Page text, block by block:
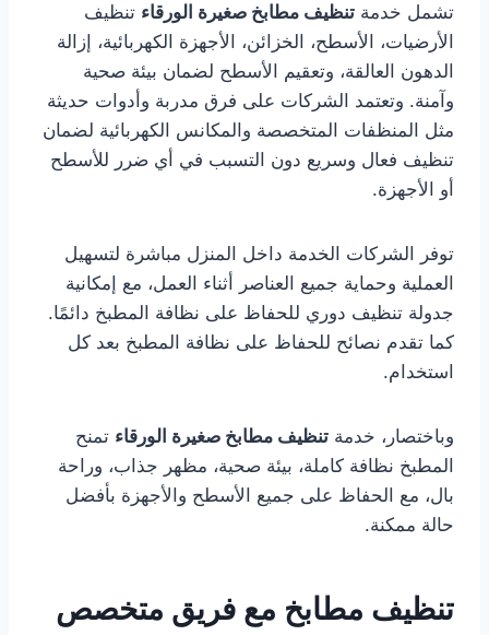
تشمل خدمة تنظيف مطابخ صغيرة الورقاء تنظيف
الأرضيات، الأسطح، الخزائن، الأجهزة الكهربائية، إزالة
الدهون العالقة، وتعقيم الأسطح لضمان بيئة صحية
وآمنة. وتعتمد الشركات على فرق مدربة وأدوات حديثة
مثل المنظفات المتخصصة والمكانس الكهربائية لضمان
تنظيف فعال وسريع دون التسبب في أي ضرر للأسطح
أو الأجهزة.
توفر الشركات الخدمة داخل المنزل مباشرة لتسهيل
العملية وحماية جميع العناصر أثناء العمل، مع إمكانية
جدولة تنظيف دوري للحفاظ على نظافة المطبخ دائمًا.
كما تقدم نصائح للحفاظ على نظافة المطبخ بعد كل
استخدام.
وباختصار، خدمة تنظيف مطابخ صغيرة الورقاء تمنح
المطبخ نظافة كاملة، بيئة صحية، مظهر جذاب، وراحة
بال، مع الحفاظ على جميع الأسطح والأجهزة بأفضل
حالة ممكنة.
تنظيف مطابخ مع فريق متخصص